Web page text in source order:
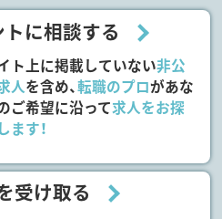
に相談する
ト上に掲載していない非公
人を含め、転職のプロがあな
ご希望に沿って求人をお探
ます！
受け取る